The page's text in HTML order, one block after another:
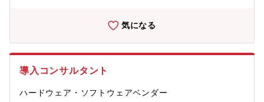
クノロジーのR&Dを進め、新規事業創出を目指している
PDCAを高速で回せる唯一の環境です。■3. 多業界・多セグメント
治体・教育など業界を問わずアプローチ可能。業界ごとに異なる
訴求を考えるセグメントマーケティングに挑戦でき、マーケター
としての市場価値を高められます。裁量も大きく、企画から実
行・効果検証まで一気通貫で担当できます。【製品情報】
「SPOKES」は非常に強みのある製品です。PowerPoint資料一つ
通じた人事・経営課題の解決を行っていただけるよう、能動的に
案を行います。【具体的には】■サービス導入プロジェクトの推進
会の創出■顧客データをもとにした傾向分析■開発やマーケティン
企業群の戦略人事実現の支援ができる大手のお客様から挙がるこ
気になる
導入コンサルタント
ハードウェア・ソフトウェアベンダー